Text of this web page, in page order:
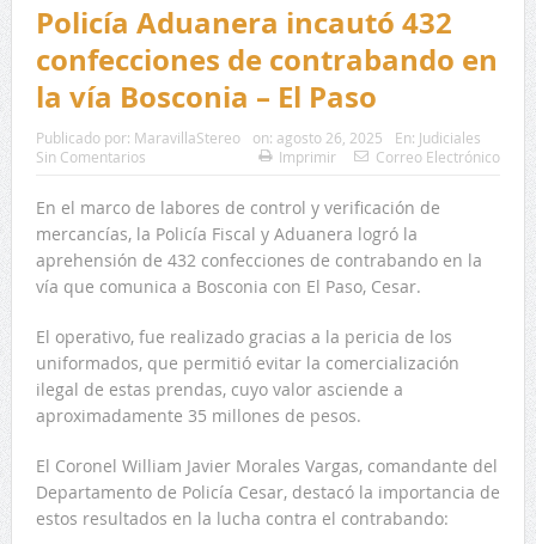
Policía Aduanera incautó 432
confecciones de contrabando en
la vía Bosconia – El Paso
Publicado por: MaravillaStereo on: agosto 26, 2025 En: Judiciales
Sin Comentarios
Imprimir Correo Electrónico
En el marco de labores de control y verificación de
mercancías, la Policía Fiscal y Aduanera logró la
aprehensión de 432 confecciones de contrabando en la
vía que comunica a Bosconia con El Paso, Cesar.
El operativo, fue realizado gracias a la pericia de los
uniformados, que permitió evitar la comercialización
ilegal de estas prendas, cuyo valor asciende a
aproximadamente 35 millones de pesos.
El Coronel William Javier Morales Vargas, comandante del
Departamento de Policía Cesar, destacó la importancia de
estos resultados en la lucha contra el contrabando: